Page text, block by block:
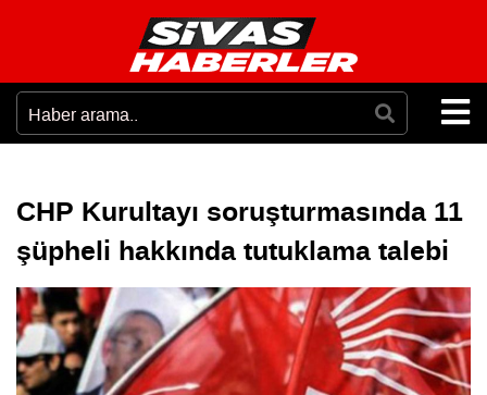
CHP Kurultayı soruşturmasında 11
şüpheli hakkında tutuklama talebi